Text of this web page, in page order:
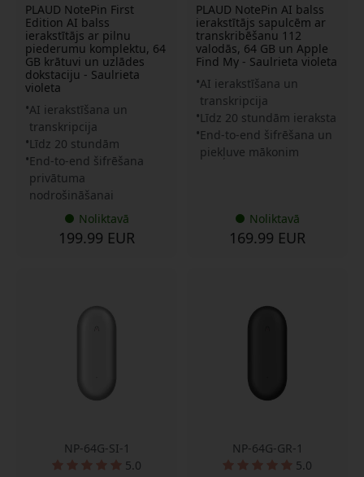
PLAUD NotePin First
Edition AI balss
ierakstītājs ar pilnu
piederumu komplektu, 64
GB krātuvi un uzlādes
dokstaciju - Saulrieta
violeta
AI ierakstīšana un
transkripcija
Līdz 20 stundām
End-to-end šifrēšana
privātuma
nodrošināšanai
Noliktavā
199.99 EUR
PLAUD NotePin AI balss
ierakstītājs sapulcēm ar
transkribēšanu 112
valodās, 64 GB un Apple
Find My - Saulrieta violeta
AI ierakstīšana un
transkripcija
Līdz 20 stundām ieraksta
End-to-end šifrēšana un
piekļuve mākonim
Noliktavā
169.99 EUR
NP-64G-SI-1
5.0
NP-64G-GR-1
5.0